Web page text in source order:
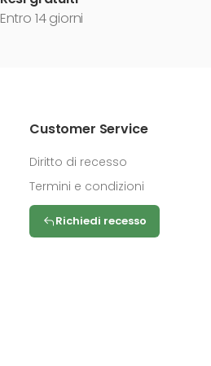
Entro 14 giorni
Customer Service
Diritto di recesso
Termini e condizioni
Richiedi recesso